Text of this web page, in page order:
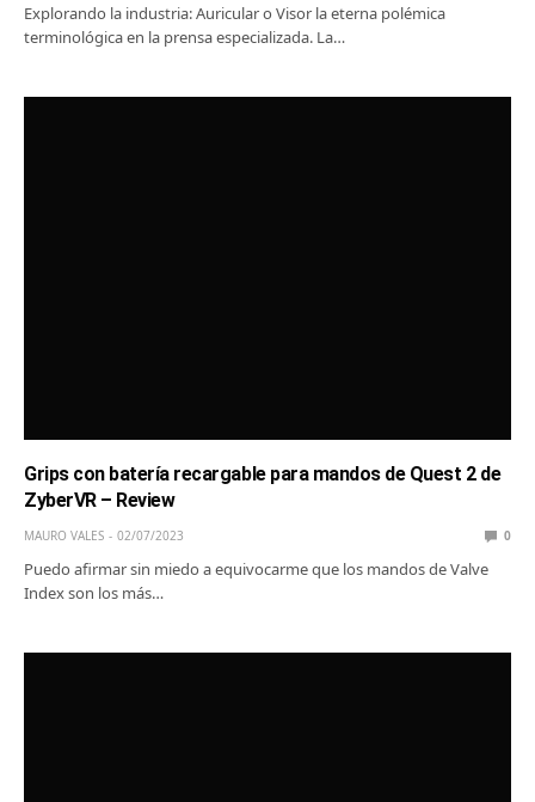
Explorando la industria: Auricular o Visor la eterna polémica
terminológica en la prensa especializada. La…
Grips con batería recargable para mandos de Quest 2 de
ZyberVR – Review
MAURO VALES 02/07/2023 0
Puedo afirmar sin miedo a equivocarme que los mandos de Valve
Index son los más…